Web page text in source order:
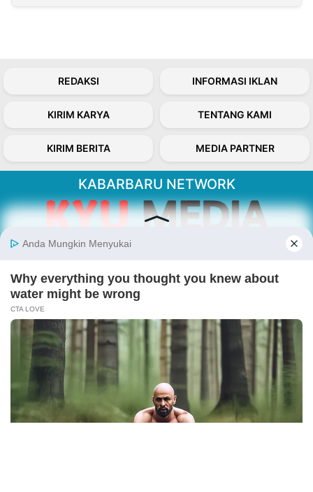
REDAKSI INFORMASI IKLAN
KIRIM KARYA TENTANG KAMI
KIRIM BERITA MEDIA PARTNER
KABARBARU NETWORK
Kabarbaru.co menyajikan berita aktual dan
inspiratif dari sudut pandang berbaik sangka
Follow Kabarbaru